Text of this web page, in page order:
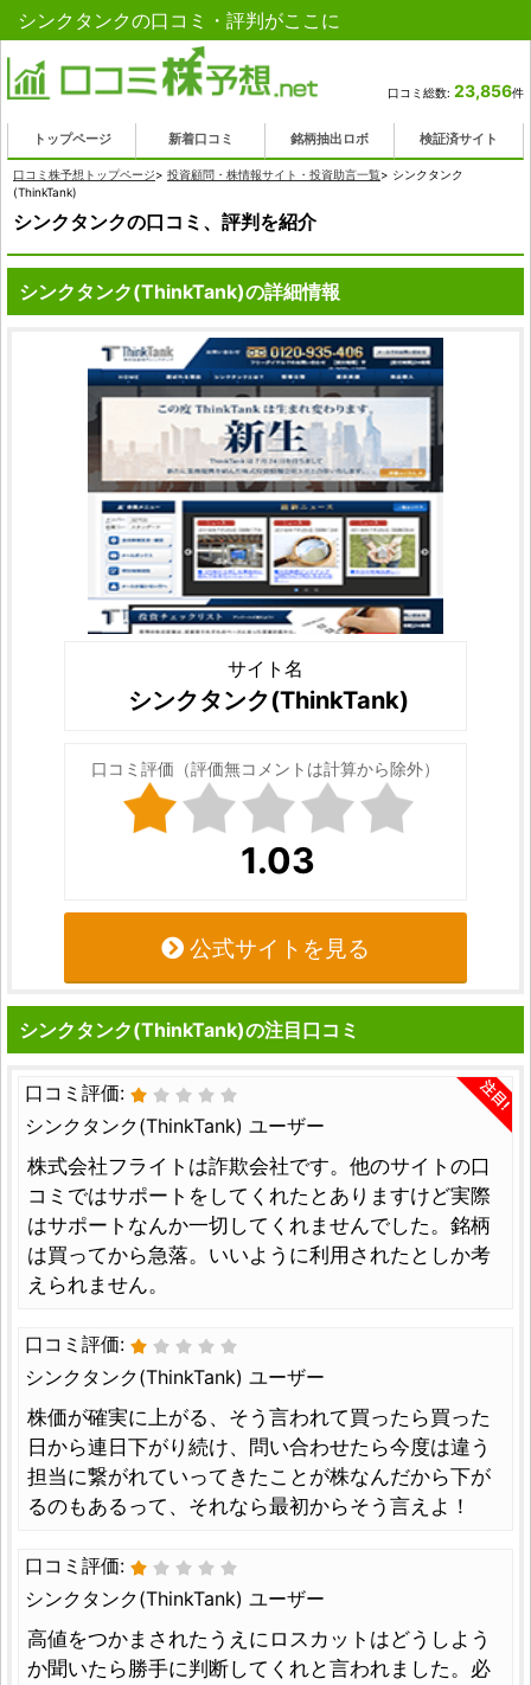
シンクタンクの口コミ・評判がここに
口コミ総数: 23,856件
トップページ 新着口コミ 銘柄抽出ロボ 検証済サイト
口コミ株予想トップページ> 投資顧問・株情報サイト・投資助言一覧> シンクタンク
(ThinkTank)
シンクタンクの口コミ、評判を紹介
シンクタンク(ThinkTank)の詳細情報
サイト名
シンクタンク(ThinkTank)
口コミ評価（評価無コメントは計算から除外）
1.03
公式サイトを見る
シンクタンク(ThinkTank)の注目口コミ
注目!
口コミ評価:
シンクタンク(ThinkTank) ユーザー
株式会社フライトは詐欺会社です。他のサイトの口
コミではサポートをしてくれたとありますけど実際
はサポートなんか一切してくれませんでした。銘柄
は買ってから急落。いいように利用されたとしか考
えられません。
口コミ評価:
シンクタンク(ThinkTank) ユーザー
株価が確実に上がる、そう言われて買ったら買った
日から連日下がり続け、問い合わせたら今度は違う
担当に繋がれていってきたことが株なんだから下が
るのもあるって、それなら最初からそう言えよ！
口コミ評価:
シンクタンク(ThinkTank) ユーザー
高値をつかまされたうえにロスカットはどうしよう
か聞いたら勝手に判断してくれと言われました。必